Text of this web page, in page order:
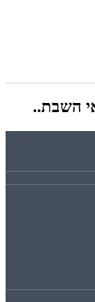
השבת..